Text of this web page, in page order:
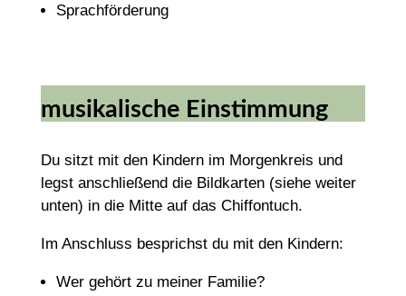
Sprachförderung
musikalische Einstimmung
Du sitzt mit den Kindern im Morgenkreis und
legst anschließend die Bildkarten (siehe weiter
unten) in die Mitte auf das Chiffontuch.
Im Anschluss besprichst du mit den Kindern:
Wer gehört zu meiner Familie?